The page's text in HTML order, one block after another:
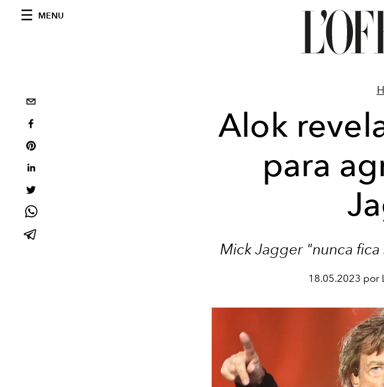
MENU
Alok
para
Mick Jagger "nunca
18.05.2023 por